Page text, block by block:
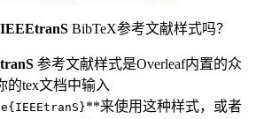
IEEEtranS BibTeX参考文献样式吗？
参考文献样式是Overleaf内置的众
的tex文档中输入
**来使用这种样式，或者